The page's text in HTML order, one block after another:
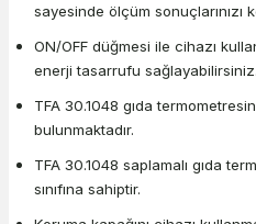
sayesinde ölçüm
ON/OFF düğmesi ile cihazı
enerji tasarrufu sağlayabilirsiniz.
TFA 30.1048 gıda
bulunmaktadır.
TFA 30.1048 saplamalı gıda
sınıfına sahiptir.